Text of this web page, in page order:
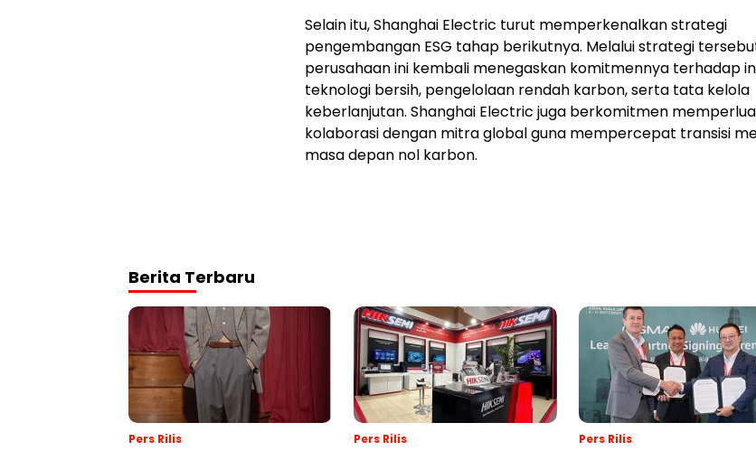
Selain itu, Shanghai Electric turut memperkenalkan strategi
pengembangan ESG tahap berikutnya. Melalui strategi
perusahaan ini kembali menegaskan komitmennya terhadap
teknologi bersih, pengelolaan rendah karbon, serta tata kelola
keberlanjutan. Shanghai Electric juga berkomitmen
kolaborasi dengan mitra global guna mempercepat transisi
masa depan nol karbon.
Berita Terbaru
Pers Rilis Pers Rilis Pers Rilis